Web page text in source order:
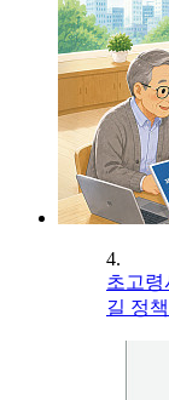
4.
초고령
길 정